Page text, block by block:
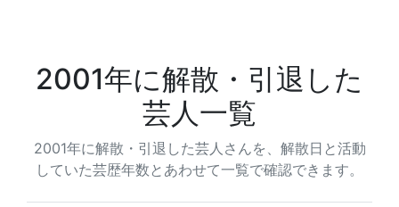
2001年に解散・引退した
芸人一覧
2001年に解散・引退した芸人さんを、解散日と活動
していた芸歴年数とあわせて一覧で確認できます。